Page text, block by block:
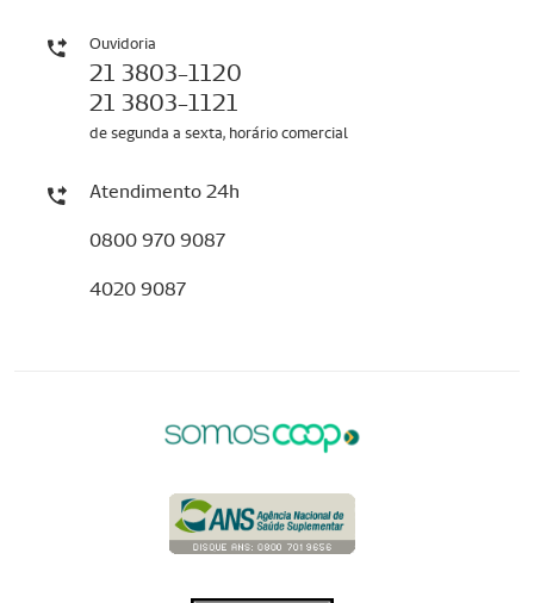
Ouvidoria
21 3803-1120
21 3803-1121
de segunda a sexta, horário comercial
Atendimento 24h
0800 970 9087
4020 9087